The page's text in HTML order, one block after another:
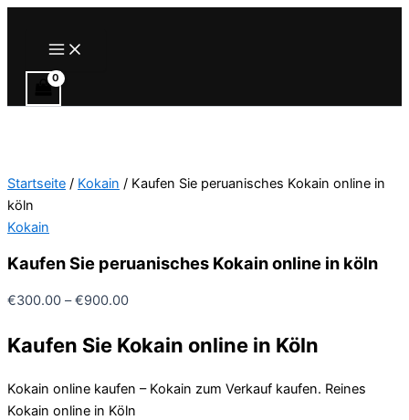
Main
Menu
Startseite / Kokain / Kaufen Sie peruanisches Kokain online in
köln
Kokain
Kaufen Sie peruanisches Kokain online in köln
€300.00 –€900.00Preisspanne:
bis
Kaufen Sie Kokain online in Köln
Kokain online kaufen – Kokain zum Verkauf kaufen. Reines
Kokain online in Köln